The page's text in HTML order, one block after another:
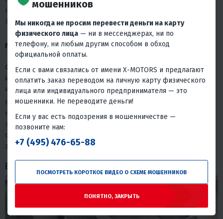
несколькими рыбаками на борту — модель 365 хорошо
закрывает эту задачу.
MISHIMO EXTRA LITE 385 — от 99 500 ₽
Флагман серии. Длина 380 см, ширина 184 см — единственная
модель с увеличенной шириной корпуса. Грузоподъёмность 850
кг, кокпит 268 см, мощность мотора — до 30 л.с.
Надувное дно увеличенной толщины сохраняет жёсткость без
накачки до максимума. Броня на киле и нижней части баллонов
защищает от порезов о гальку и ракушку. Для экспедиций,
служебных задач и длительных переходов по большой воде —
это наиболее оснащённый вариант в линейке.
Базовая комплектация (общее для серии)
мошенников
Мы никогда не просим перевести деньги на карту
физического лица — ни в мессенджерах, ни по
телефону, ни любым другим способом в обход
официальной оплаты.
Если с вами связались от имени X-MOTORS и предлагают
оплатить заказ переводом на личную карту физического
лица или индивидуального предпринимателя — это
мошенники. Не переводите деньги!
Если у вас есть подозрения в мошенничестве —
позвоните нам:
+7 (495) 476-65-88
ПОСМОТРЕТЬ КОРОТКОЕ ВИДЕО О СХЕМЕ МОШЕННИКОВ
ПОНЯТНО, ЗАКРЫТЬ